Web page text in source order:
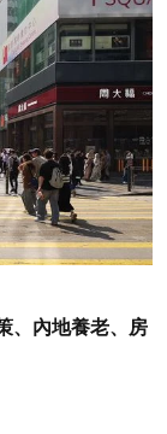
、內地養老、房